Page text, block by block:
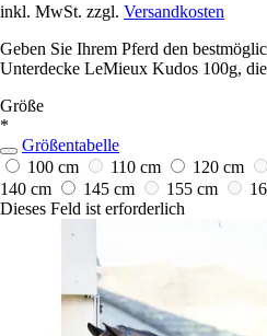
inkl. MwSt. zzgl. Versandkosten
Geben Sie Ihrem Pferd den
Unterdecke LeMieux Kudos 100g,
Größe
*
Größentabelle
100 cm
110 cm 120 cm
140 cm
145 cm 155 cm
Dieses Feld ist erforderlich